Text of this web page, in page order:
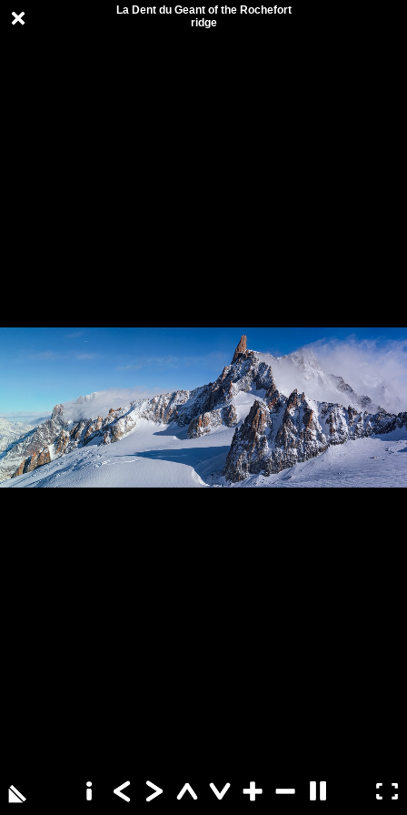
La Dent du Geant of the Rochefort
ridge